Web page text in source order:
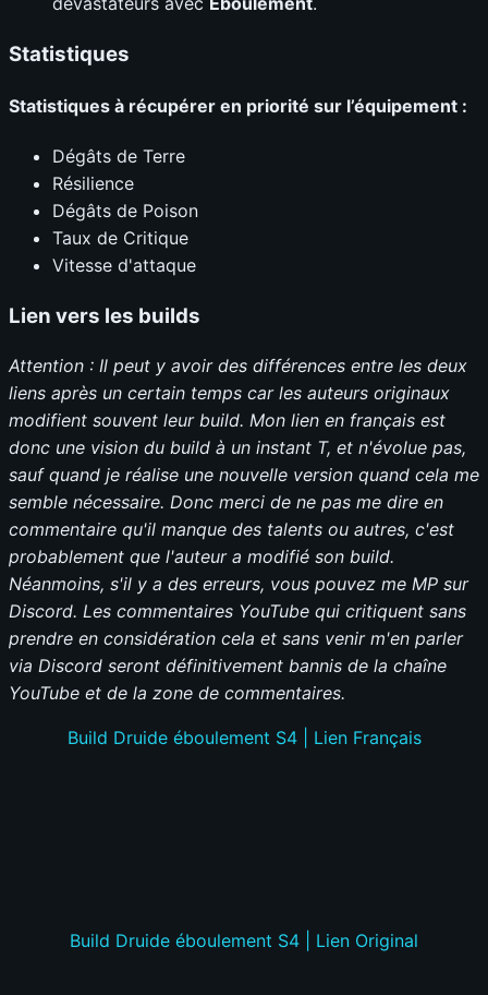
Statistiques
Statistiques à récupérer en priorité sur l’équipement :
Dégâts de Terre
Résilience
Dégâts de Poison
Taux de Critique
Vitesse d'attaque
Lien vers les builds
Attention : Il peut y avoir des différences entre les deux
liens après un certain temps car les auteurs originaux
modifient souvent leur build. Mon lien en français est
donc une vision du build à un instant T, et n'évolue pas,
sauf quand je réalise une nouvelle version quand cela me
semble nécessaire. Donc merci de ne pas me dire en
commentaire qu'il manque des talents ou autres, c'est
probablement que l'auteur a modifié son build.
Néanmoins, s'il y a des erreurs, vous pouvez me MP sur
Discord. Les commentaires YouTube qui critiquent sans
prendre en considération cela et sans venir m'en parler
via Discord seront définitivement bannis de la chaîne
YouTube et de la zone de commentaires.
Build Druide éboulement S4 | Lien Français
Build Druide éboulement S4 | Lien Original